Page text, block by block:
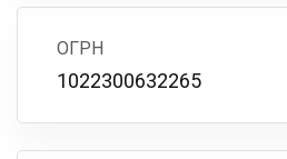
ОГРН
1022300632265